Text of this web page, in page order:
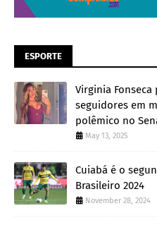
ESPORTE
Virginia
seguidores em
polêmico no
May 13, 2025
Cuiabá é o
Brasileiro 2024
November 28, 2024